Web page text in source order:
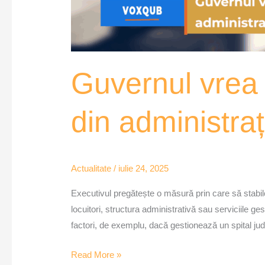
Guvernul
din
Actualitate / iulie 24, 2025
Executivul pregătește o măsură prin care să
locuitori, structura administrativă sau serviciile
factori, de exemplu, dacă gestionează un spital
Read More »